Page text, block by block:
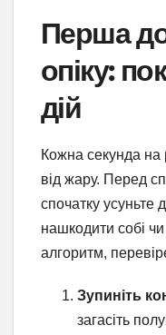
Перша
опіку:
дій
Кожна секунда на
від жару. Перед
спочатку
нашкодити собі
алгоритм,
Зупиніть
загасіть